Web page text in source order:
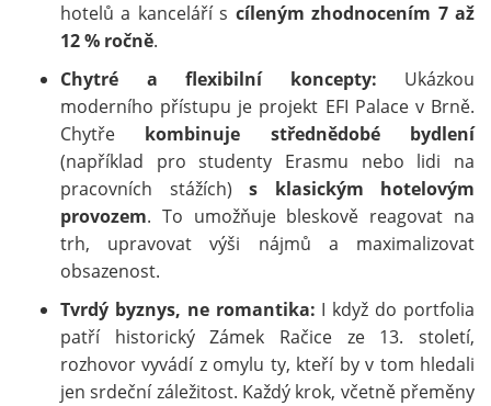
hotelů a kanceláří s cíleným zhodnocením 7 až
12 % ročně.
Chytré a flexibilní koncepty: Ukázkou
moderního přístupu je projekt EFI Palace v Brně.
Chytře kombinuje střednědobé bydlení
(například pro studenty Erasmu nebo lidi na
pracovních stážích) s klasickým hotelovým
provozem. To umožňuje bleskově reagovat na
trh, upravovat výši nájmů a maximalizovat
obsazenost.
Tvrdý byznys, ne romantika: I když do portfolia
patří historický Zámek Račice ze 13. století,
rozhovor vyvádí z omylu ty, kteří by v tom hledali
jen srdeční záležitost. Každý krok, včetně přeměny